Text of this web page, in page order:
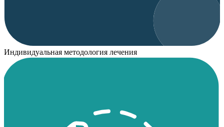
Индивидуальная методология лечения